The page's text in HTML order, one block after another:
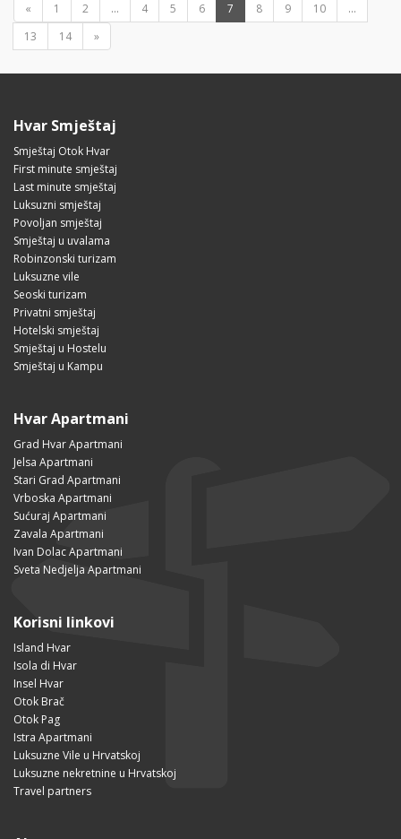
« 1 2 ... 4 5 6 7 8 9 10
...
13
14 »
Hvar Smještaj
Smještaj Otok Hvar
First minute smještaj
Last minute smještaj
Luksuzni smještaj
Povoljan smještaj
Smještaj u uvalama
Robinzonski turizam
Luksuzne vile
Seoski turizam
Privatni smještaj
Hotelski smještaj
Smještaj u Hostelu
Smještaj u Kampu
Hvar Apartmani
Grad Hvar Apartmani
Jelsa Apartmani
Stari Grad Apartmani
Vrboska Apartmani
Sućuraj Apartmani
Zavala Apartmani
Ivan Dolac Apartmani
Sveta Nedjelja Apartmani
Korisni linkovi
Island Hvar
Isola di Hvar
Insel Hvar
Otok Brač
Otok Pag
Istra Apartmani
Luksuzne Vile u Hrvatskoj
Luksuzne nekretnine u Hrvatskoj
Travel partners